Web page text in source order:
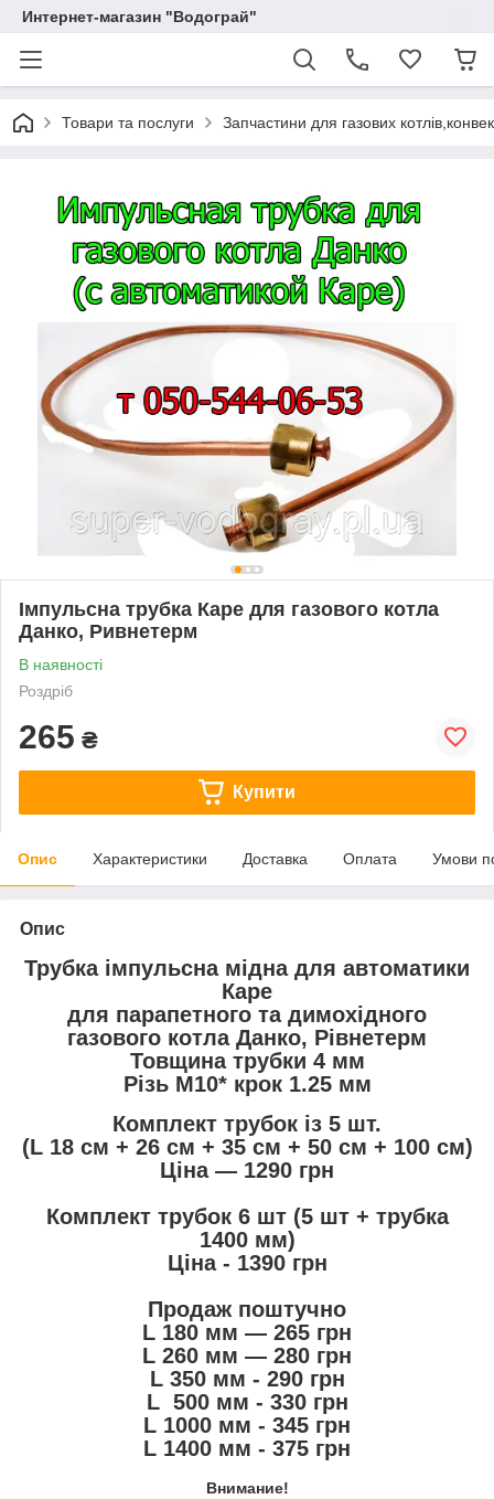
Интернет-магазин "Водограй"
Товари та послуги Запчастини для газових
Імпульсна трубка Каре для газового котла
Данко, Ривнетерм
В наявності
Роздріб
265 ₴
Купити
Опис Характеристики Доставка Оплата Умови
Опис
Трубка імпульсна мідна для автоматики
Каре
для парапетного та димохідного
газового котла Данко, Рівнетерм
Товщина трубки 4 мм
Різь М10* крок 1.25 мм
Комплект трубок із 5 шт.
(L 18 см + 26 см + 35 см + 50 см + 100 см)
Ціна — 1290 грн
Комплект трубок 6 шт (5 шт + трубка
1400 мм)
Ціна - 1390 грн
Продаж поштучно
L 180 мм — 265 грн
L 260 мм — 280 грн
L 350 мм - 290 грн
L 500 мм - 330 грн
L 1000 мм - 345 грн
L 1400 мм - 375 грн
Внимание!